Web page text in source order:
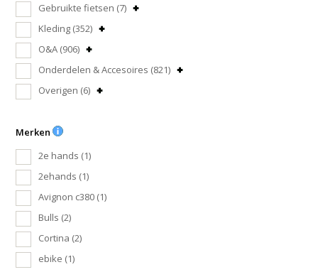
Gebruikte fietsen (7)
Kleding (352)
O&A (906)
Onderdelen & Accesoires (821)
Overigen (6)
Merken
2e hands (1)
2ehands (1)
Avignon c380 (1)
Bulls (2)
Cortina (2)
ebike (1)